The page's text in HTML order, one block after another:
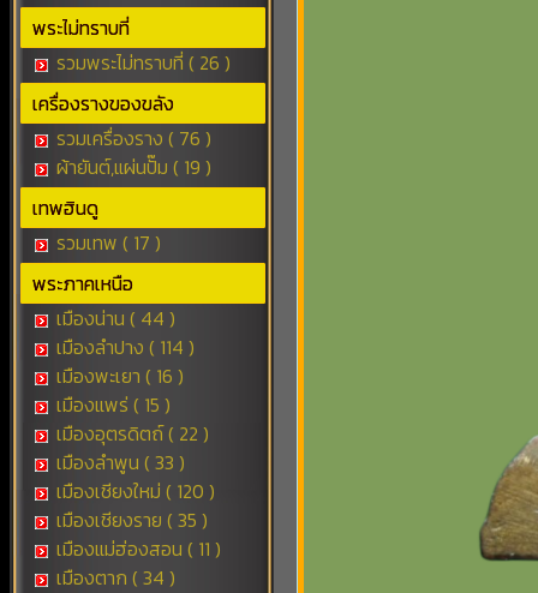
พระไม่ทราบที่
รวมพระไม่ทราบที่ ( 26 )
เครื่องรางของขลัง
รวมเครื่องราง ( 76 )
ผ้ายันต์,แผ่นปั๊ม ( 19 )
เทพฮินดู
รวมเทพ ( 17 )
พระภาคเหนือ
เมืองน่าน ( 44 )
เมืองลำปาง ( 114 )
เมืองพะเยา ( 16 )
เมืองแพร่ ( 15 )
เมืองอุตรดิตถ์ ( 22 )
เมืองลำพูน ( 33 )
เมืองเชียงใหม่ ( 120 )
เมืองเชียงราย ( 35 )
เมืองแม่ฮ่องสอน ( 11 )
เมืองตาก ( 34 )